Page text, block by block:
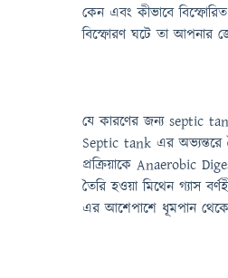
কেন এবং কীভাবে
বিস্ফোরণ ঘটে তা আপনার
যে কারণের জন্য septic
Septic tank এর অভ্যন্তরে
প্রক্রিয়াকে Anaerobic
তৈরি হওয়া মিথেন গ্যাস
এর আশেপাশে ধূমপান